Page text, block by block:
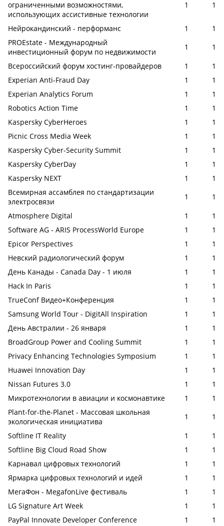
ограниченными возможностями,
использующих ассистивные технологии
1 1
Нейрокандинский - перформанс 1
1
PROEstate - Международный
инвестиционный форум по недвижимости
1
1
Всероссийский форум хостинг-провайдеров
1
1
Experian Anti-Fraud Day
1
1
Experian Analytics Forum
1
1
Robotics Action Time
1
1
Kaspersky CyberHeroes
1
1
Picnic Cross Media Week
1
1
Kaspersky Cyber-Security Summit
1
1
Kaspersky CyberDay
1
1
Kaspersky NEXT
1
1
Всемирная ассамблея по стандартизации
электросвязи
1
1
Atmosphere Digital
1
1
Software AG - ARIS ProcessWorld Europe
1
1
Epicor Perspectives
1
1
Невский радиологический форум
1
1
День Канады - Canada Day - 1 июля
1
1
Hack In Paris
1
1
TrueConf Видео+Конференция
1
1
Samsung World Tour - DigitAll Inspiration
1
1
День Австралии - 26 января
1
1
BroadGroup Power and Cooling Summit
1
1
Privacy Enhancing Technologies Symposium
1
1
Huawei Innovation Day
1
1
Nissan Futures 3.0
1
1
Микротехнологии в авиации и космонавтике
1
1
Plant-for-the-Planet - Массовая школьная
экологическая инициатива
1
1
Softline IT Reality
1
1
Softline Big Cloud Road Show
1
1
Карнавал цифровых технологий
1
1
Ярмарка цифровых технологий и идей
1
1
МегаФон - MegafonLive фестиваль
1
1
LG Signature Art Week
1
1
PayPal Innovate Developer Conference
1
1